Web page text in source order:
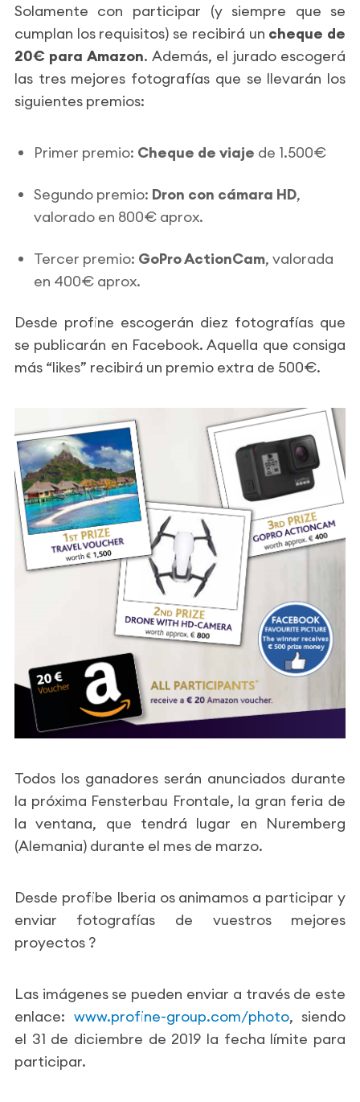
Solamente con participar (y siempre que se
cumplan los requisitos) se recibirá un cheque de
20€ para Amazon. Además, el jurado escogerá
las tres mejores fotografías que se llevarán los
siguientes premios:
Primer premio: Cheque de viaje de 1.500€
Segundo premio: Dron con cámara HD,
valorado en 800€ aprox.
Tercer premio: GoPro ActionCam, valorada
en 400€ aprox.
Desde profine escogerán diez fotografías que
se publicarán en Facebook. Aquella que consiga
más “likes” recibirá un premio extra de 500€.
Todos los ganadores serán anunciados durante
la próxima Fensterbau Frontale, la gran feria de
la ventana, que tendrá lugar en Nuremberg
(Alemania) durante el mes de marzo.
Desde profibe Iberia os animamos a participar y
enviar fotografías de vuestros mejores
proyectos ?
Las imágenes se pueden enviar a través de este
enlace: www.profine-group.com/photo, siendo
el 31 de diciembre de 2019 la fecha límite para
participar.